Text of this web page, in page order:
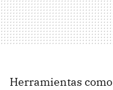
Herramientas como